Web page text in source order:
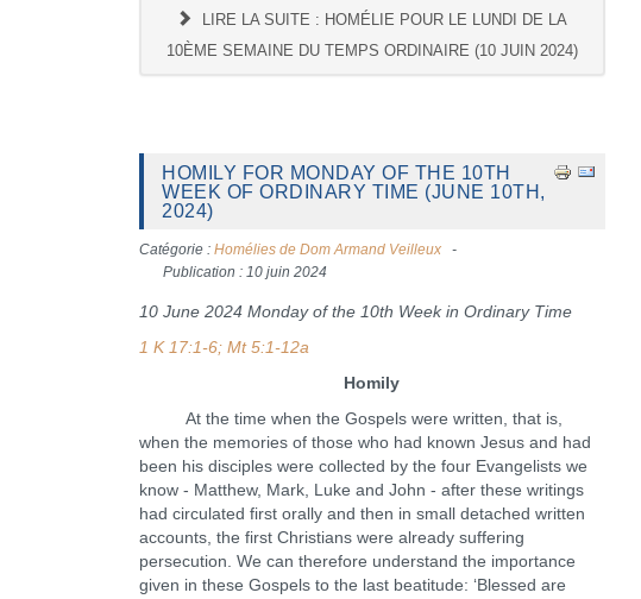
LIRE LA SUITE : HOMÉLIE POUR LE LUNDI DE LA
10ÈME SEMAINE DU TEMPS ORDINAIRE (10 JUIN 2024)
HOMILY FOR MONDAY OF THE 10TH
WEEK OF ORDINARY TIME (JUNE 10TH,
2024)
Catégorie : Homélies de Dom Armand Veilleux
Publication : 10 juin 2024
10 June 2024 Monday of the 10th Week in Ordinary Time
1 K 17:1-6; Mt 5:1-12a
Homily
At the time when the Gospels were written, that is,
when the memories of those who had known Jesus and had
been his disciples were collected by the four Evangelists we
know - Matthew, Mark, Luke and John - after these writings
had circulated first orally and then in small detached written
accounts, the first Christians were already suffering
persecution. We can therefore understand the importance
given in these Gospels to the last beatitude: ‘Blessed are